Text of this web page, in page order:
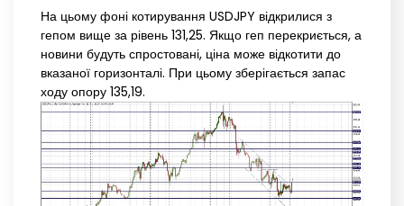
На цьому фоні котирування USDJPY відкрилися з
гепом вище за рівень 131,25. Якщо геп перекриється, а
новини будуть спростовані, ціна може відкотити до
вказаної горизонталі. При цьому зберігається запас
ходу опору 135,19.